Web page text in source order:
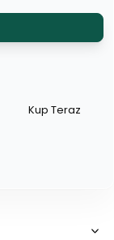
Kup Teraz